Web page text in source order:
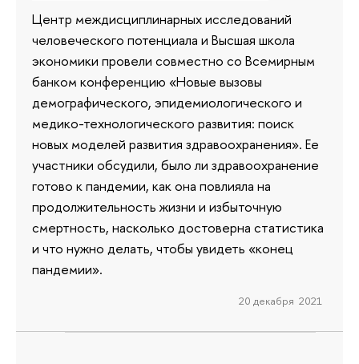
Центр междисциплинарных исследований
человеческого потенциала и Высшая школа
экономики провели совместно со Всемирным
банком конференцию «Новые вызовы
демографического, эпидемиологического и
медико-технологического развития: поиск
новых моделей развития здравоохранения». Ее
участники обсудили, было ли здравоохранение
готово к пандемии, как она повлияла на
продолжительность жизни и избыточную
смертность, насколько достоверна статистика
и что нужно делать, чтобы увидеть «конец
пандемии».
20 декабря 2021